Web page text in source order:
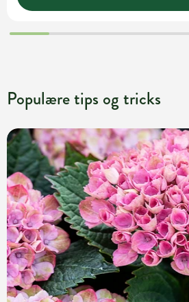
Populære tips og tricks